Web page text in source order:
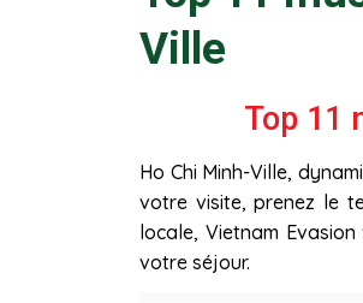
Ville
Top 11
Ho Chi Minh-Ville,
votre visite, prenez le
locale, Vietnam
votre séjour.